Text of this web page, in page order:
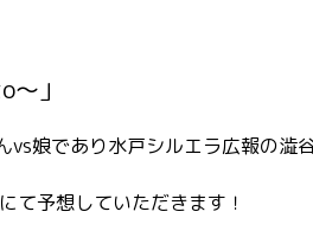
〜」
娘であり水戸シルエラ広報の澁
て予想していただきます！